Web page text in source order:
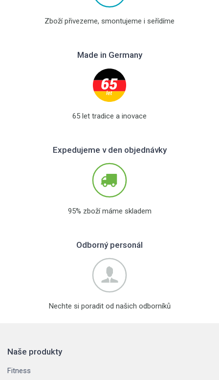
Zboží přivezeme, smontujeme i seřídíme
Made in Germany
65 let tradice a inovace
Expedujeme v den objednávky
95% zboží máme skladem
Odborný personál
Nechte si poradit od našich odborníků
Naše produkty
Fitness